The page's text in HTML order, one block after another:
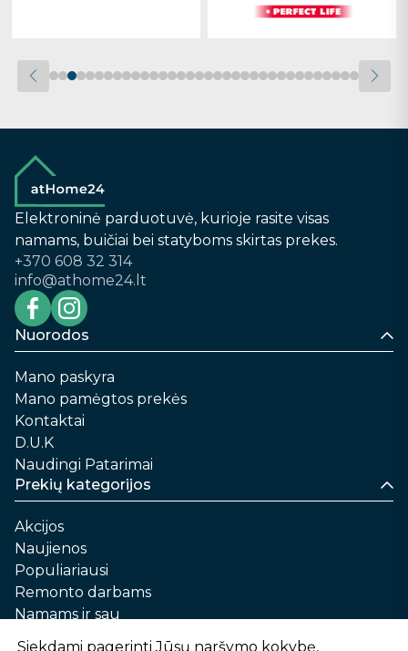
Elektroninė parduotuvė, kurioje rasite visas
namams, buičiai bei statyboms skirtas prekes.
+370 608 32 314
info@athome24.lt
Nuorodos
Mano paskyra
Mano pamėgtos prekės
Kontaktai
D.U.K
Naudingi Patarimai
Prekių kategorijos
Akcijos
Naujienos
Populiariausi
Remonto darbams
Namams ir sau
Automobilių priežiūrai
Siekdami pagerinti Jūsų naršymo kokybę,